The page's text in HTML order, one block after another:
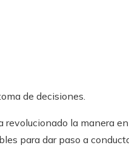
de decisiones.
la manera
para dar paso a